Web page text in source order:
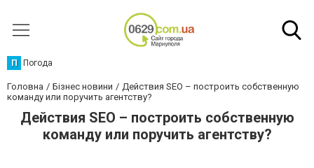
П Погода
Головна Бізнес новини
Действия SEO – построить собственную
команду или поручить агентству?
Действия SEO – построить собственную
команду или поручить агентству?